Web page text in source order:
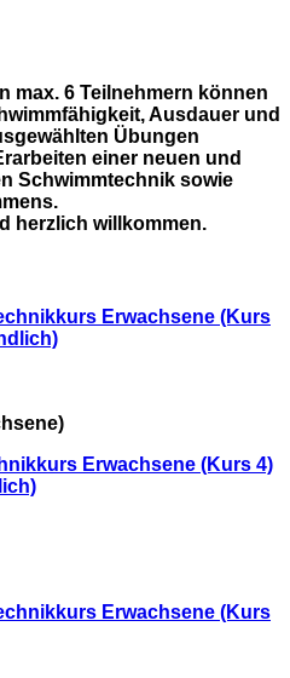
max. 6 Teilnehmern können
Ausdauer und
Übungen
einer neuen und
Schwimmtechnik sowie
herzlich willkommen.
Erwachsene​ (Kurs 4)